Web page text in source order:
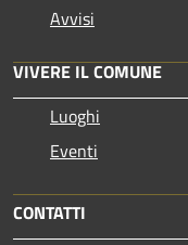
Avvisi
VIVERE IL COMUNE
Luoghi
Eventi
CONTATTI